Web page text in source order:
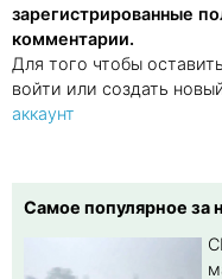
зарегистрированные
комментарии.
Для того чтобы
войти или создать
аккаунт
Самое популярное за